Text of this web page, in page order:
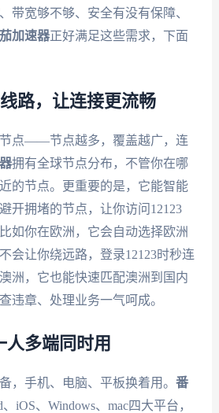
带宽够不够、安全有没有保障、
加速器正好满足这些需求，下面
路，让连接更流畅
点——节点越多，覆盖越广，连
拥有全球节点分布，不管你在哪
的节点。更重要的是，它能智能
开拥堵的节点，让你访问12123
如你在欧洲，它会自动选择欧洲
会让你绕远路，登录12123时秒连
洲，它也能快速匹配澳洲到国内
违章、处理业务一气呵成。
人多端同时用
，手机、电脑、平板换着用。 番
iOS、Windows、mac四大平台，